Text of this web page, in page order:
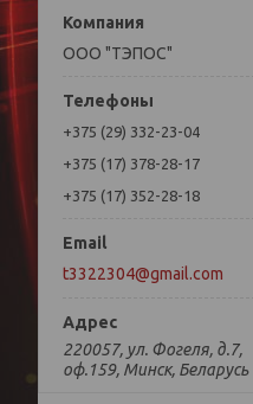
ООО "ТЭПОС"
+375 (29) 332-23-04
+375 (17) 378-28-17
+375 (17) 352-28-18
t3322304@gmail.com
220057, ул. Фогеля, д.7,
оф.159, Минск, Беларусь